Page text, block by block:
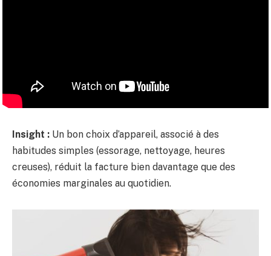
Insight : Un bon choix d’appareil, associé à des
habitudes simples (essorage, nettoyage, heures
creuses), réduit la facture bien davantage que des
économies marginales au quotidien.